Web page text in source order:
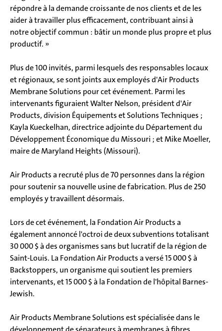
répondre à la demande croissante de nos clients et de les
aider à travailler plus efficacement, contribuant ainsi à
notre objectif commun : bâtir un monde plus propre et plus
productif. »
Plus de 100 invités, parmi lesquels des responsables locaux
et régionaux, se sont joints aux employés d'Air Products
Membrane Solutions pour cet événement. Parmi les
intervenants figuraient Walter Nelson, président d'Air
Products, division Équipements et Solutions Techniques ;
Kayla Kueckelhan, directrice adjointe du Département du
Développement Économique du Missouri ; et Mike Moeller,
maire de Maryland Heights (Missouri).
Air Products a recruté plus de 70 personnes dans la région
pour soutenir sa nouvelle usine de fabrication. Plus de 250
employés y travaillent désormais.
Lors de cet événement, la Fondation Air Products a
également annoncé l'octroi de deux subventions totalisant
30 000 $ à des organismes sans but lucratif de la région de
Saint-Louis. La Fondation Air Products a versé 15 000 $ à
Backstoppers, un organisme qui soutient les premiers
intervenants, et 15 000 $ à la Fondation de l'hôpital Barnes-
Jewish.
Air Products Membrane Solutions est spécialisée dans le